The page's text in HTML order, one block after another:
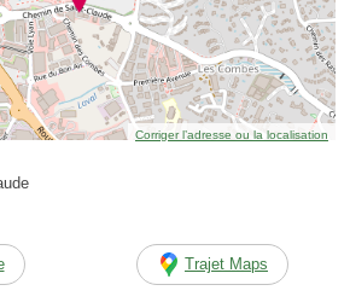
Corriger l’adresse ou la localisation
Trajet Maps